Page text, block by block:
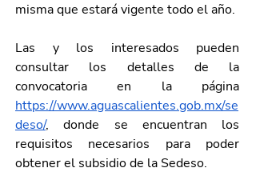
misma que estará vigente todo el año.
Las y los interesados pueden
consultar los detalles de la
https://www.aguascalientes.gob.mx/se
deso/, donde se encuentran los
requisitos necesarios para poder
obtener el subsidio de la Sedeso.